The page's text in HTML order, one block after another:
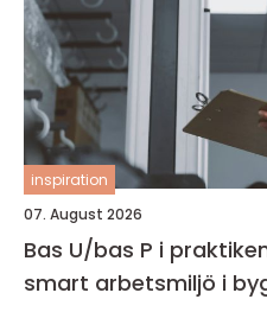
inspiration
07. August 2026
Bas U/bas P i
smart arbetsmiljö i